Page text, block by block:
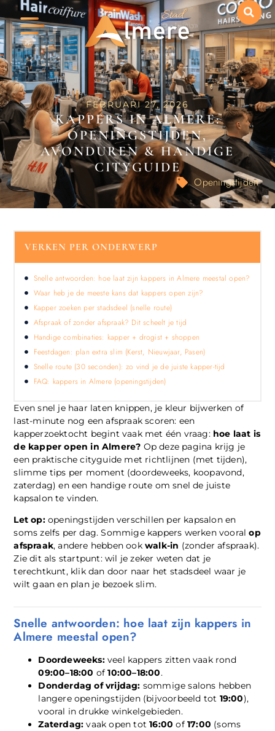
FEBRUARI 27, 2026
KAPPERS IN ALMERE:
OPENINGSTIJDEN,
AVONDUREN & HANDIGE
CITYGUIDE
Openingstijden
Even snel je haar laten knippen, je kleur bijwerken of
last-minute nog een afspraak scoren: een
kapperzoektocht begint vaak met één vraag: hoe laat is
de kapper open in Almere? Op deze pagina krijg je
een praktische cityguide met richtlijnen (met tijden),
slimme tips per moment (doordeweeks, koopavond,
zaterdag) en een handige route om snel de juiste
kapsalon te vinden.
Let op:openingstijden verschillen per kapsalon en
soms zelfs per dag. Sommige kappers werken vooralop
afspraak, andere hebben ook walk-in (zonder afspraak).
Zie dit als startpunt: wil je zeker weten dat je
terechtkunt, klik dan door naar het stadsdeel waar je
wilt gaan en plan je bezoek slim.
Snelle antwoorden: hoe laat zijn kappers in
Almere meestal open?
Doordeweeks:veel kappers zitten vaak rond
09:00–18:00 of10:00–18:00.
Donderdag of vrijdag: sommige salons hebben
langere openingstijden (bijvoorbeeld tot 19:00),
vooral in drukke winkelgebieden.
Zaterdag: vaak open tot16:00 of17:00 (soms
VERKEN PER ONDERWERP
Snelle antwoorden: hoe laat zijn kappers in Almere meestal open?
Waar heb je de meeste kans dat kappers open zijn?
Kapper zoeken per stadsdeel (snelle route)
Afspraak of zonder afspraak? Dit scheelt je tijd
Handige combinaties: kapper + drogist + shoppen
Feestdagen: plan extra slim (Kerst, Nieuwjaar, Pasen)
Snelle route (30 seconden): zo vind je de juiste kapper-tijd
FAQ: kappers in Almere (openingstijden)